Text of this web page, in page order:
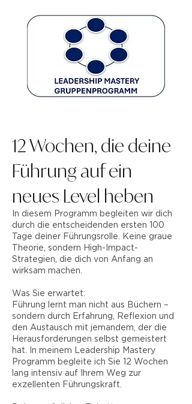
12 Wochen, die deine
Führung auf ein
neues Level heben
In diesem Programm begleiten wir dich
durch die entscheidenden ersten 100
Tage deiner Führungsrolle. Keine graue
Theorie, sondern High-Impact-
Strategien, die dich von Anfang an
wirksam machen.
Was Sie erwartet:
Führung lernt man nicht aus Büchern –
sondern durch Erfahrung, Reflexion und
den Austausch mit jemandem, der die
Herausforderungen selbst gemeistert
hat. In meinem Leadership Mastery
Programm begleite ich Sie 12 Wochen
lang intensiv auf Ihrem Weg zur
exzellenten Führungskraft.